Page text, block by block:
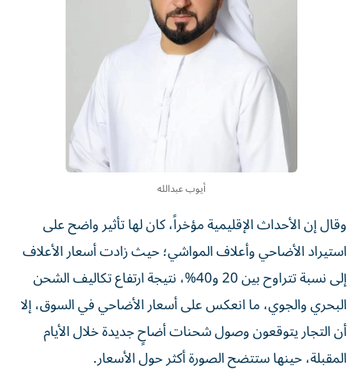
أيوب عبدالله
وقال إن الأحداث الإقليمية مؤخراً، كان لها تأثير واضح على
استيراد الأضاحي وأعلاف المواشي؛ حيث زادت أسعار الأعلاف
إلى نسبة تتراوح بين 20 و40%، نتيجة ارتفاع تكاليف الشحن
البحري والجوي، ما انعكس على أسعار الأضاحي في السوق، إلا
أن التجار يتوقعون وصول شحنات أضاحٍ جديدة خلال الأيام
المقبلة، حينها ستتضح الصورة أكثر حول الأسعار.